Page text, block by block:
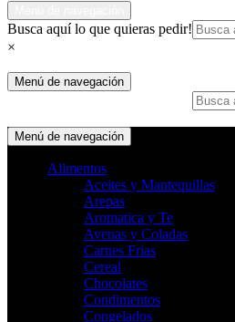
Busca aquí lo que quieras pedir!
×
Menú de navegación
Menú de navegación
Alimentos
Aceites y Mantequillas
Arepas
Aromatica y Te
Avenas y Coladas
Carnes Frias
Cereal
Chocolates
Condimentos
Congelados